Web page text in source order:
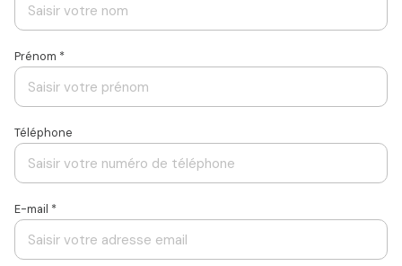
Prénom *
Téléphone
E-mail *